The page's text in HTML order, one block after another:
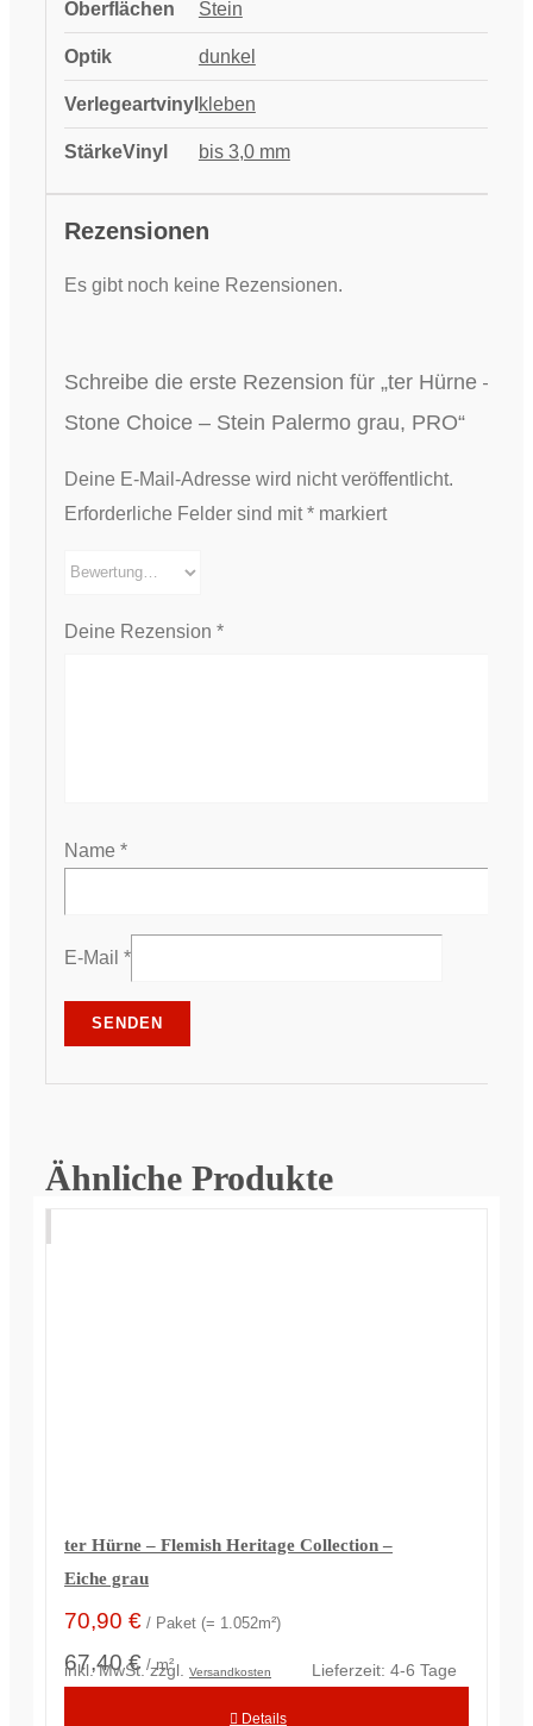
Oberflächen Stein
Optik dunkel
Verlegeartvinyl kleben
StärkeVinyl bis 3,0 mm
Rezensionen
Es gibt noch keine Rezensionen.
Schreibe die erste Rezension für „ter Hürne –
Stone Choice – Stein Palermo grau, PRO“
Deine E-Mail-Adresse wird nicht veröffentlicht.
Erforderliche Felder sind mit*markiert
Deine Rezension *
Name *
E-Mail *
Ähnliche Produkte
ter Hürne – Flemish Heritage Collection –
Eiche grau
70,90 € / Paket (= 1.052m²)
67,40 € / m²
inkl. MwSt. zzgl. Versandkosten Lieferzeit: 4-6 Tage
Details